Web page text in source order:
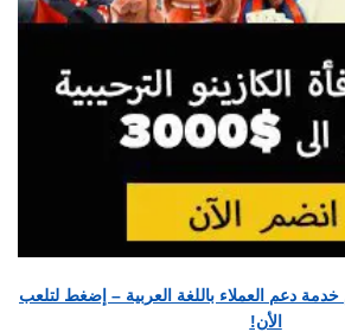
خدمة دعم العملاء باللغة العربية – إضغط لتلعب
الأن!